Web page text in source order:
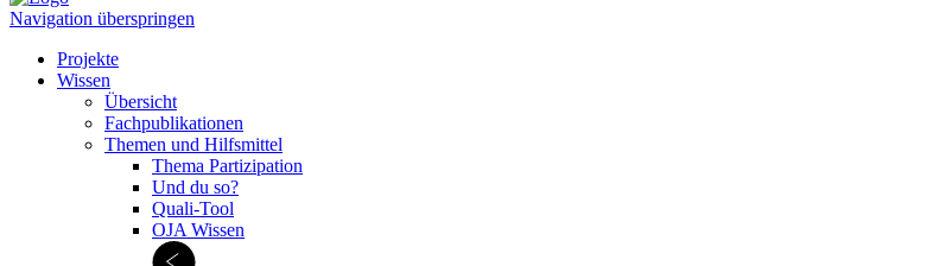
Navigation überspringen
Projekte
Wissen
Übersicht
Fachpublikationen
Themen und Hilfsmittel
Thema Partizipation
Und du so?
Quali-Tool
OJA Wissen